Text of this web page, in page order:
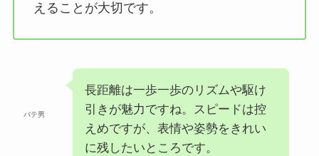
えることが大切です。
バテ男
長距離は一歩一歩のリズムや駆け
引きが魅力ですね。スピードは控
えめですが、表情や姿勢をきれい
に残したいところです。